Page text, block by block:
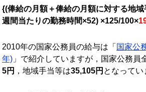
{(俸給の月額＋俸給の月額に対する地
週間当たりの勤務時間×52) ×125/100×
2010年の国家公務員の給与は「 国家公
年) 」で紹介していますが，国家公務員
5円 ，地域手当等は35,105円 となってい